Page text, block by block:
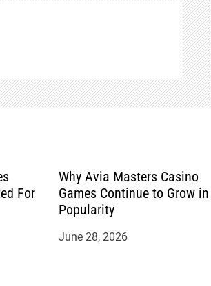
For
Why Avia Masters Casino
Games Continue to Grow in
Popularity
June 28, 2026